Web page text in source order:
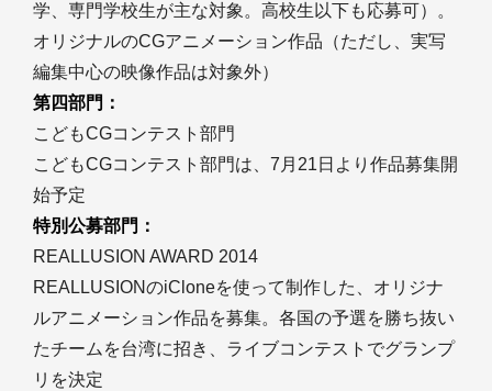
学、専門学校生が主な対象。高校生以下も応募可）。
オリジナルのCGアニメーション作品（ただし、実写
編集中心の映像作品は対象外）
第四部門：
こどもCGコンテスト部門
こどもCGコンテスト部門は、7月21日より作品募集開
始予定
特別公募部門：
REALLUSION AWARD 2014
REALLUSIONのiCloneを使って制作した、オリジナ
ルアニメーション作品を募集。各国の予選を勝ち抜い
たチームを台湾に招き、ライブコンテストでグランプ
リを決定